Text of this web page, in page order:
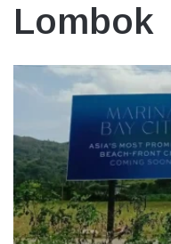
Lombok